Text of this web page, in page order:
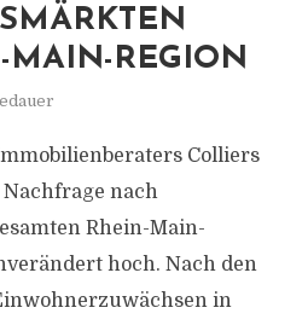
MAIN-REGION
Colliers
nach
Rhein-Main-
hoch. Nach den
in